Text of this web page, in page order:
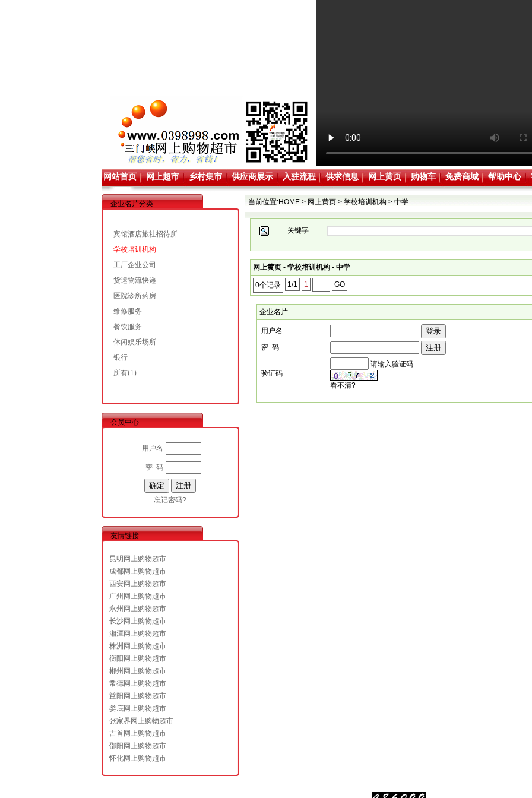
网站首页 网上超市 乡村集市 供应商展示 入驻流程 供求信息 网上黄页 购物车 免费商城 帮助中心
企业名片分类
宾馆酒店旅社招待所
学校培训机构
工厂企业公司
货运物流快递
医院诊所药房
维修服务
餐饮服务
休闲娱乐场所
银行
所有(1)
会员中心
用户名
密 码
忘记密码?
友情链接
昆明网上购物超市
成都网上购物超市
西安网上购物超市
广州网上购物超市
永州网上购物超市
长沙网上购物超市
湘潭网上购物超市
株洲网上购物超市
衡阳网上购物超市
郴州网上购物超市
常德网上购物超市
益阳网上购物超市
娄底网上购物超市
张家界网上购物超市
吉首网上购物超市
邵阳网上购物超市
怀化网上购物超市
当前位置:HOME> 网上黄页> 学校培训机构 > 中学
关键字
网上黄页 - 学校培训机构 - 中学
0个记录 1/1 1 GO
企业名片
用户名
密 码
验证码
请输入验证码
看不清?